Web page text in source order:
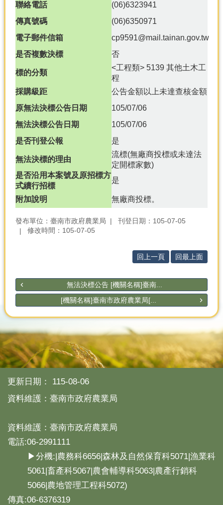
覽
分
檢
回
頁
府
首
網
聯絡電話
(06)6323941
傳真號碼
(06)6350971
電子郵件信箱
cp9591@mail.tainan.gov.tw
是否複數決標
否
標的分類
<工程類> 5139 其他土木工
程
採購級距
公告金額以上未達查核金額
原無法決標公告日期
105/07/06
無法決標公告日期
105/07/06
是否刊登公報
是
無法決標的理由
流標(無廠商投標或未達法
定開標家數)
是否沿用本案號及原招標方
式續行招標
是
附加說明 無廠商投標。
發布單位：臺南市政府農業局
刊登日期：105-07-05
修改時間：105-07-05
回上一頁 回最上面
無法決標公告 [機關名稱]臺南...
[機關名稱]臺南市政府農業局[...
更新日期：
115-08-06
資料維護：臺南市政府農業局
資料維護：臺南市政府農業局
電話:06-2991111
▶分機:|農務科6656|森林及自然保育科5071|漁業科
5061|畜產科5067|農會輔導科5063|農產行銷科
5066|農地管理工程科5072)
傳真:06-6376319